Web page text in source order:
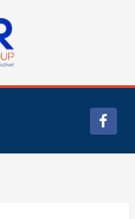
F
a
c
e